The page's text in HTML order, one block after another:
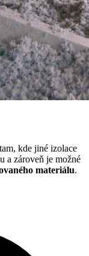
kde jiné izolace
a zároveň je možné
materiálu.